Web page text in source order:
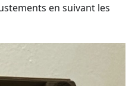
en suivant les